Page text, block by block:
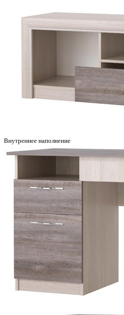
Внутреннее наполнение